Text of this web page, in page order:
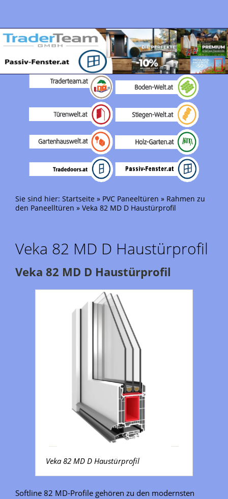
Sie sind hier: Startseite » PVC Paneeltüren » Rahmen zu
den Paneelltüren » Veka 82 MD D Haustürprofil
Veka 82 MD D Haustürprofil
Veka 82 MD D Haustürprofil
Veka 82 MD D Haustürprofil
Softline 82 MD-Profile gehören zu den modernsten